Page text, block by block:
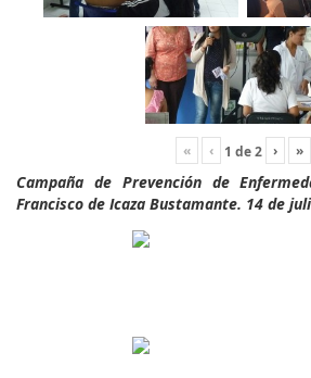
« ‹ 1 de2 › »
Campaña de Prevención de
Francisco de Icaza Bustamante. 14 de